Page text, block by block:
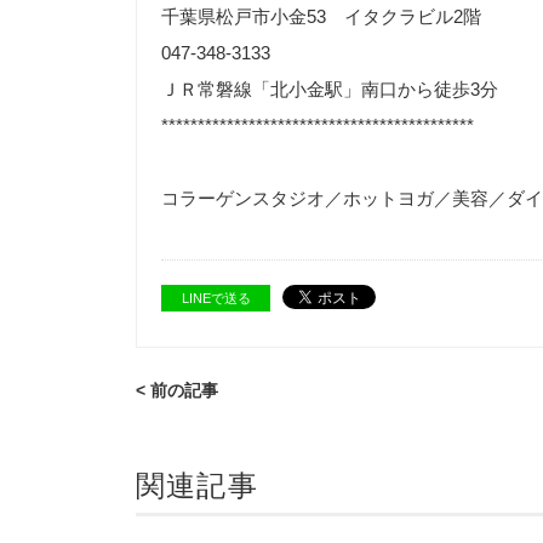
千葉県松戸市小金53 イタクラビル2階
047-348-3133
ＪＲ常磐線「北小金駅」南口から徒歩3分
*******************************************
コラーゲンスタジオ／ホットヨガ／美容／ダ
LINEで送る
< 前の記事
関連記事